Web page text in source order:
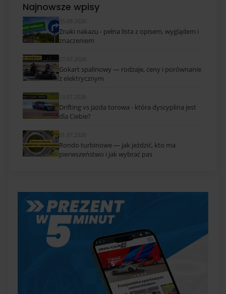
Najnowsze wpisy
05.08.2026
Znaki nakazu - pełna lista z opisem, wyglądem i
znaczeniem
27.07.2026
Gokart spalinowy — rodzaje, ceny i porównanie
z elektrycznym
13.07.2026
Drifting vs jazda torowa - która dyscyplina jest
dla Ciebie?
01.07.2026
Rondo turbinowe — jak jeździć, kto ma
pierwszeństwo i jak wybrać pas